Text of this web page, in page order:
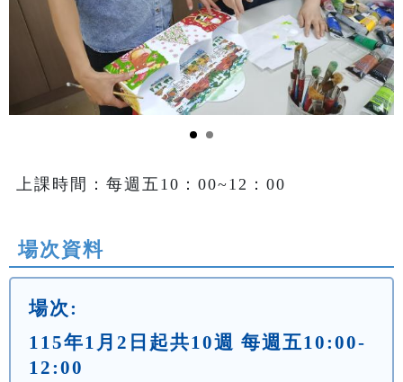
上課時間：每週五10：00~12：00
場次資料
場次:
115年1月2日起共10週 每週五10:00-
12:00